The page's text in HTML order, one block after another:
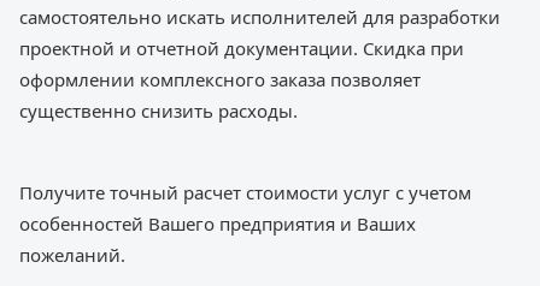
самостоятельно искать исполнителей для разработки
проектной и отчетной документации. Скидка при
оформлении комплексного заказа позволяет
существенно снизить расходы.
Получите точный расчет стоимости услуг с учетом
особенностей Вашего предприятия и Ваших
пожеланий.